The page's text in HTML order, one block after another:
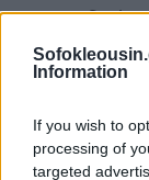
Information
If you wish to
processing of
targeted
5ον: Ειδικά,
παιδί με τη
Δ.ΥΠ.Α.
την